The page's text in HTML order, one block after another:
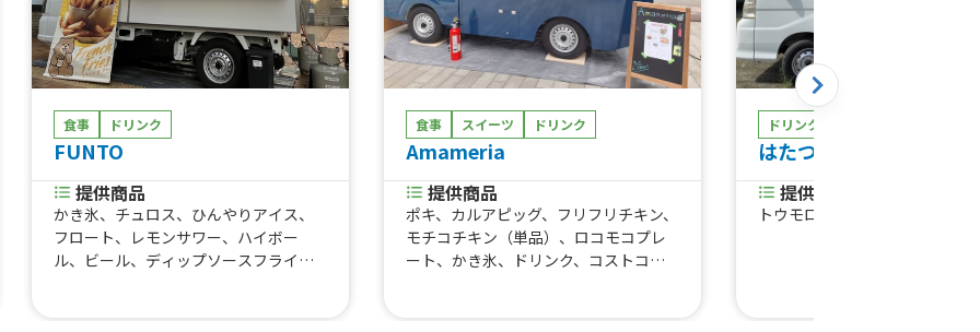
食事 ドリンク
FUNTO
提供商品
かき氷、チュロス、ひんやりアイス、
フロート、レモンサワー、ハイボー
ル、ビール、ディップソースフライド
食事 スイーツ ドリンク
Amameria
提供商品
ポキ、カルアピッグ、フリフリチキン、
モチコチキン（単品）、ロコモコプレ
ート、かき氷、ドリンク、コストコ再
ドリンク
はたつん×てんてん喫茶
提供商品
トウモロコシ茶、日替わりコー